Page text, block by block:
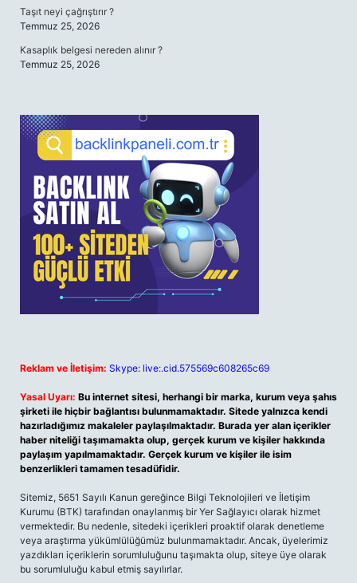
Taşıt neyi çağrıştırır ?
Temmuz 25, 2026
Kasaplık belgesi nereden alınır ?
Temmuz 25, 2026
Reklam ve İletişim: Skype: live:.cid.575569c608265c69
Yasal Uyarı: Bu internet sitesi, herhangi bir marka, kurum veya şahıs
şirketi ile hiçbir bağlantısı bulunmamaktadır. Sitede yalnızca kendi
hazırladığımız makaleler paylaşılmaktadır. Burada yer alan içerikler
haber niteliği taşımamakta olup, gerçek kurum ve kişiler hakkında
paylaşım yapılmamaktadır. Gerçek kurum ve kişiler ile isim
benzerlikleri tamamen tesadüfidir.
Sitemiz, 5651 Sayılı Kanun gereğince Bilgi Teknolojileri ve İletişim
Kurumu (BTK) tarafından onaylanmış bir Yer Sağlayıcı olarak hizmet
vermektedir. Bu nedenle, sitedeki içerikleri proaktif olarak denetleme
veya araştırma yükümlülüğümüz bulunmamaktadır. Ancak, üyelerimiz
yazdıkları içeriklerin sorumluluğunu taşımakta olup, siteye üye olarak
bu sorumluluğu kabul etmiş sayılırlar.